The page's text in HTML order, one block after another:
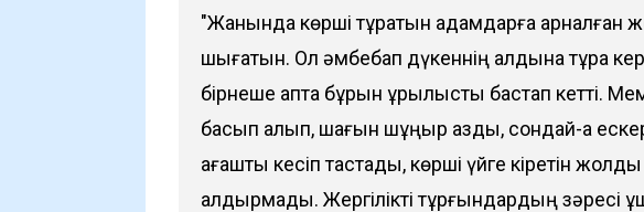
"Жанында көрші тұратын адамдарға арналған
шығатын. Ол әмбебап дүкеннің алдына тұрақ
бірнеше апта бұрын құрылысты бастап кетті.
басып алып, шағын шұңқыр қазды, сондай-ақ
ағашты кесіп тастады, көрші үйге кіретін
қалдырмады. Жергілікті тұрғындардың зәресі